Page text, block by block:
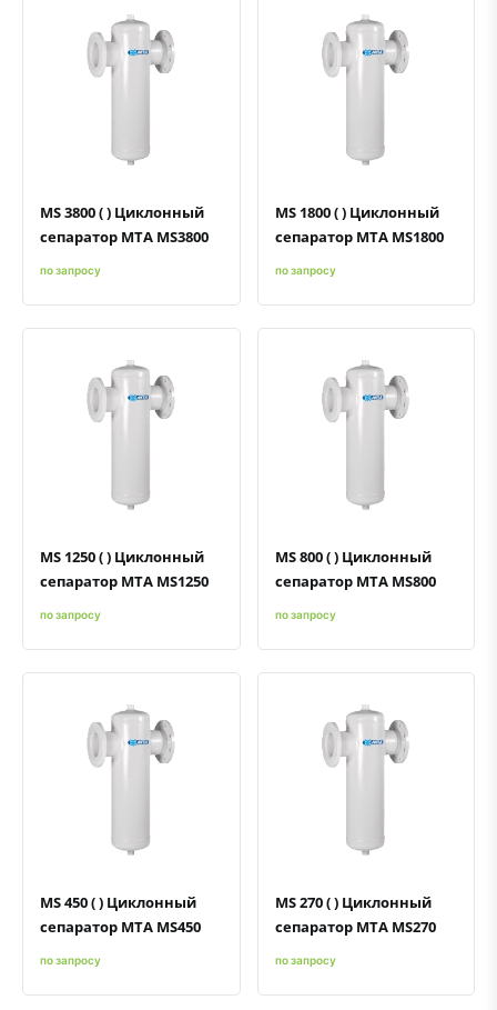
MS 3800 ( ) Циклонный
сепаратор MTA MS3800
по запросу
MS 1800 ( ) Циклонный
сепаратор MTA MS1800
по запросу
MS 1250 ( ) Циклонный
сепаратор MTA MS1250
по запросу
MS 800 ( ) Циклонный
сепаратор MTA MS800
по запросу
MS 450 ( ) Циклонный
сепаратор MTA MS450
по запросу
MS 270 ( ) Циклонный
сепаратор MTA MS270
по запросу